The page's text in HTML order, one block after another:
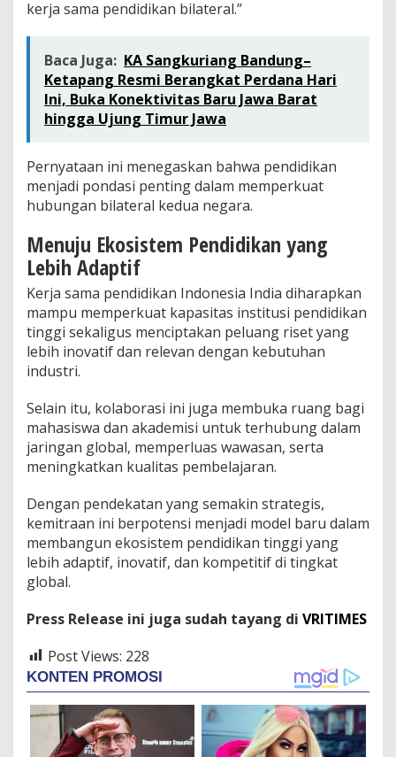
kerja sama pendidikan bilateral.”
Baca Juga: KA Sangkuriang Bandung–
Ketapang Resmi Berangkat Perdana Hari
Ini, Buka Konektivitas Baru Jawa Barat
hingga Ujung Timur Jawa
Pernyataan ini menegaskan bahwa pendidikan
menjadi pondasi penting dalam memperkuat
hubungan bilateral kedua negara.
Menuju Ekosistem Pendidikan yang
Lebih Adaptif
Kerja sama pendidikan Indonesia India diharapkan
mampu memperkuat kapasitas institusi pendidikan
tinggi sekaligus menciptakan peluang riset yang
lebih inovatif dan relevan dengan kebutuhan
industri.
Selain itu, kolaborasi ini juga membuka ruang bagi
mahasiswa dan akademisi untuk terhubung dalam
jaringan global, memperluas wawasan, serta
meningkatkan kualitas pembelajaran.
Dengan pendekatan yang semakin strategis,
kemitraan ini berpotensi menjadi model baru dalam
membangun ekosistem pendidikan tinggi yang
lebih adaptif, inovatif, dan kompetitif di tingkat
global.
Press Release ini juga sudah tayang di VRITIMES
Post Views: 228